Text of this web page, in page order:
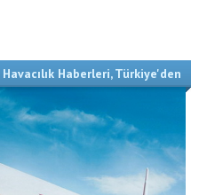
Havacılık Haberleri,Türkiye'den